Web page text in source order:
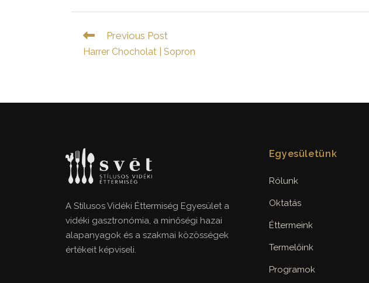
Read
articles
Previous Post
Harrer Chocholat | Sopron
A Stílusos Vidéki Éttermiség Egyesület a
vidéki gasztronómia, a minőségi hazai
alapanyagok és a szakmai közösségek
értékeit képviseli.
Egyesületünk
Rólunk
Oktatás
Éttermeink
Termelőink
Programok